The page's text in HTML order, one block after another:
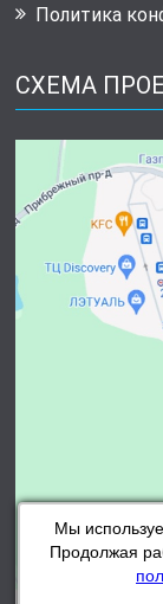
Мы
Продолжая
Политика
СХЕМА